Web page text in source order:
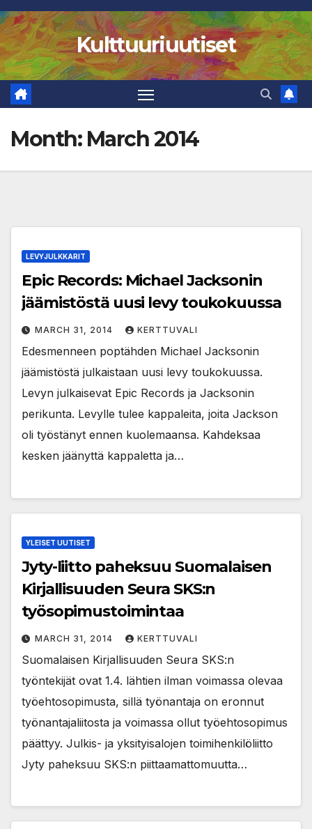
Skip
to
content
Kulttuuriuutiset
Month: March 2014
LEVYJULKKARIT
Epic Records: Michael Jacksonin
jäämistöstä uusi levy toukokuussa
MARCH 31, 2014 KERTTUVALI
Edesmenneen poptähden Michael Jacksonin
jäämistöstä julkaistaan uusi levy toukokuussa.
Levyn julkaisevat Epic Records ja Jacksonin
perikunta. Levylle tulee kappaleita, joita Jackson
oli työstänyt ennen kuolemaansa. Kahdeksaa
kesken jäänyttä kappaletta ja…
YLEISET UUTISET
Jyty-liitto paheksuu Suomalaisen
Kirjallisuuden Seura SKS:n
työsopimustoimintaa
MARCH 31, 2014 KERTTUVALI
Suomalaisen Kirjallisuuden Seura SKS:n
työntekijät ovat 1.4. lähtien ilman voimassa olevaa
työehtosopimusta, sillä työnantaja on eronnut
työnantajaliitosta ja voimassa ollut työehtosopimus
päättyy. Julkis- ja yksityisalojen toimihenkilöliitto
Jyty paheksuu SKS:n piittaamattomuutta…